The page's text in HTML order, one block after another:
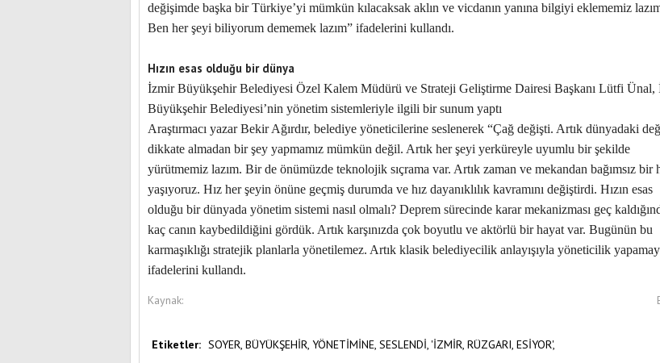
değişimde başka bir Türkiye’yi mümkün kılacaksak aklın ve vicdanın yanına bilgiyi eklememiz
Ben her şeyi biliyorum dememek lazım” ifadelerini kullandı.
Hızın esas olduğu bir dünya
İzmir Büyükşehir Belediyesi Özel Kalem Müdürü ve Strateji Geliştirme Dairesi Başkanı Lütfi Ünal,
Büyükşehir Belediyesi’nin yönetim sistemleriyle ilgili bir sunum yaptı
Araştırmacı yazar Bekir Ağırdır, belediye yöneticilerine seslenerek “Çağ değişti. Artık dünyadaki
dikkate almadan bir şey yapmamız mümkün değil. Artık her şeyi yerküreyle uyumlu bir şekilde
yürütmemiz lazım. Bir de önümüzde teknolojik sıçrama var. Artık zaman ve mekandan bağımsız bir
yaşıyoruz. Hız her şeyin önüne geçmiş durumda ve hız dayanıklılık kavramını değiştirdi. Hızın esas
olduğu bir dünyada yönetim sistemi nasıl olmalı? Deprem sürecinde karar mekanizması geç
kaç canın kaybedildiğini gördük. Artık karşınızda çok boyutlu ve aktörlü bir hayat var. Bugünün bu
karmaşıklığı stratejik planlarla yönetilemez. Artık klasik belediyecilik anlayışıyla yöneticilik
ifadelerini kullandı.
Kaynak:
Etiketler: SOYER, BÜYÜKŞEHİR, YÖNETİMİNE, SESLENDİ, 'İZMİR, RÜZGARI, ESİYOR',